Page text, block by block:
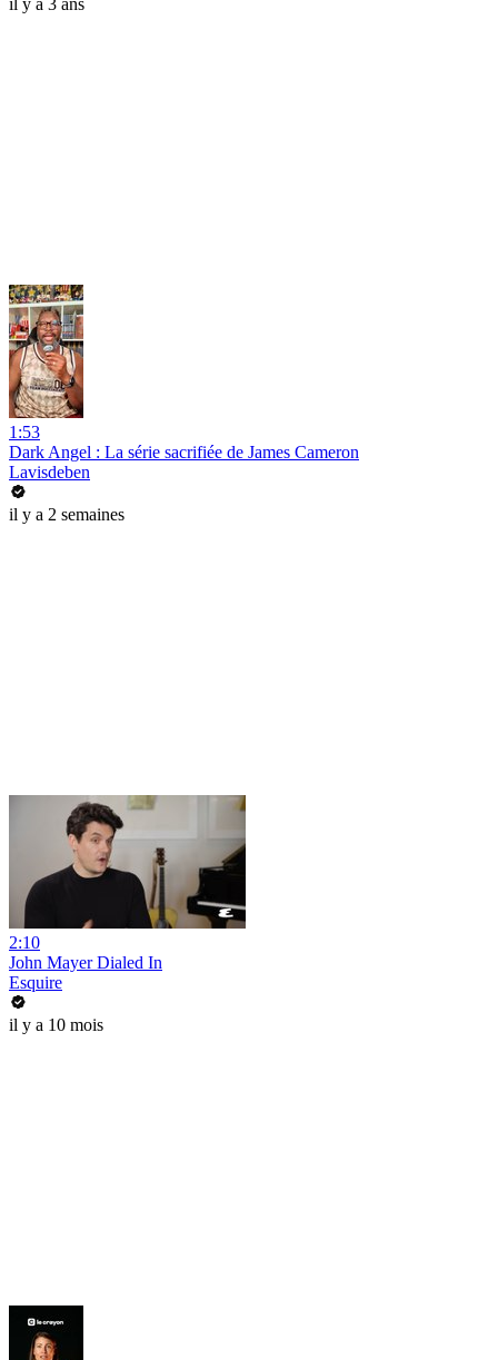
il y a 3 ans
1:53
Dark Angel : La série sacrifiée de James Cameron
Lavisdeben
il y a 2 semaines
2:10
John Mayer Dialed In
Esquire
il y a 10 mois